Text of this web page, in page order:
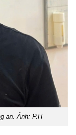
an. Ảnh: P.H